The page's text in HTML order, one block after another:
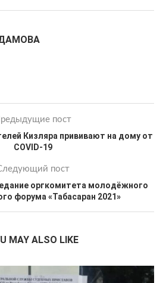
пост
Кизляра прививают на дому от
COVID-19
пост
оргкомитета молодёжного
форума «Табасаран 2021»
MAY ALSO LIKE